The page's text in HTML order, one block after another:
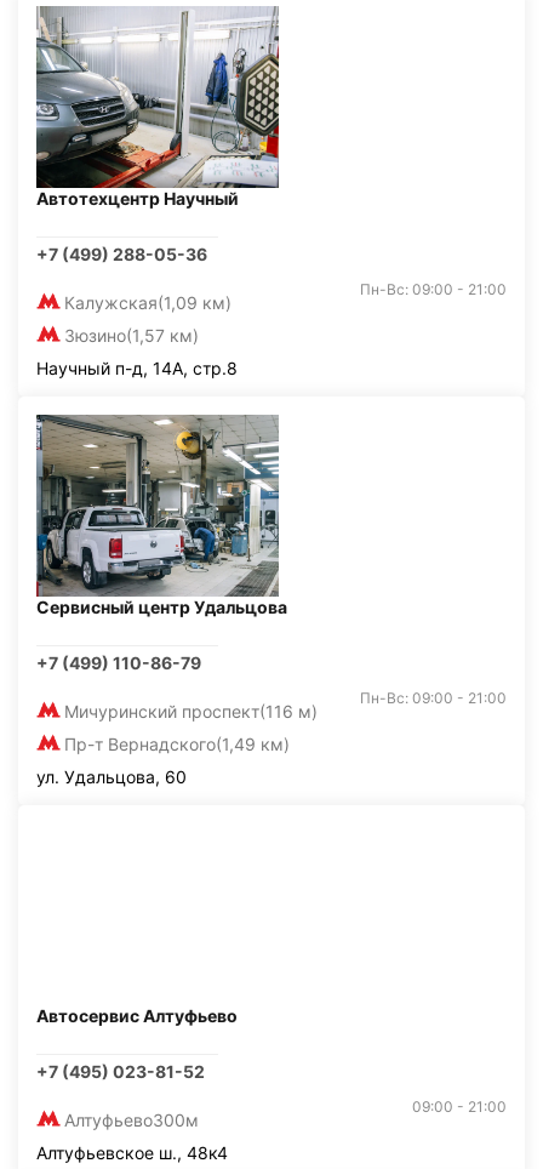
Автотехцентр Научный
+7 (499) 288-05-36
Калужская(1,09 км)
Зюзино(1,57 км)
Пн-Вс: 09:00 - 21:00
Научный п-д, 14А, стр.8
Сервисный центр Удальцова
+7 (499) 110-86-79
Мичуринский проспект(116 м)
Пр-т Вернадского(1,49 км)
Пн-Вс: 09:00 - 21:00
ул. Удальцова, 60
Автосервис Алтуфьево
+7 (495) 023-81-52
Алтуфьево300м
09:00 - 21:00
Алтуфьевское ш., 48к4